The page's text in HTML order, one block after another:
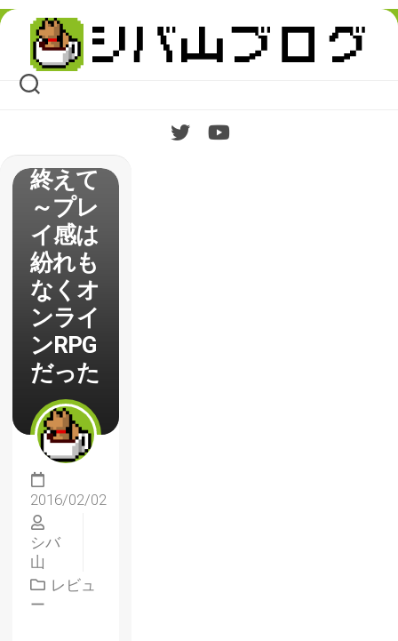
Skip
content【The
Divisio
ストを
終えて
～プレ
イ感は
紛れも
なくオ
ンライ
ンRPG
だった
2016/02/02
シバ
山
レビュ
ー